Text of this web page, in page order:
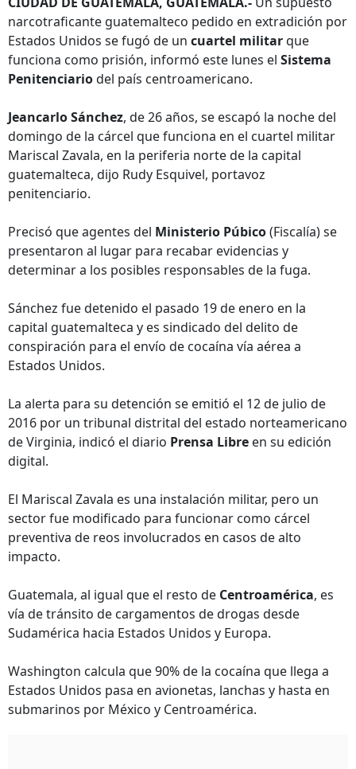
narcotraficante guatemalteco pedido en extradición por
Estados Unidos se fugó de un cuartel militarque
funciona como prisión, informó este lunes el Sistema
Penitenciariodel país centroamericano.
Jeancarlo Sánchez, de 26 años, se escapó la noche del
domingo de la cárcel que funciona en el cuartel militar
Mariscal Zavala, en la periferia norte de la capital
guatemalteca, dijo Rudy Esquivel, portavoz
penitenciario.
Precisó que agentes del Ministerio Púbico(Fiscalía) se
presentaron al lugar para recabar evidencias y
determinar a los posibles responsables de la fuga.
Sánchez fue detenido el pasado 19 de enero en la
capital guatemalteca y es sindicado del delito de
conspiración para el envío de cocaína vía aérea a
Estados Unidos.
La alerta para su detención se emitió el 12 de julio de
2016 por un tribunal distrital del estado norteamericano
de Virginia, indicó el diario Prensa Libre en su edición
digital.
El Mariscal Zavala es una instalación militar, pero un
sector fue modificado para funcionar como cárcel
preventiva de reos involucrados en casos de alto
impacto.
Guatemala, al igual que el resto de Centroamérica, es
vía de tránsito de cargamentos de drogas desde
Sudamérica hacia Estados Unidos y Europa.
Washington calcula que 90% de la cocaína que llega a
Estados Unidos pasa en avionetas, lanchas y hasta en
submarinos por México y Centroamérica.